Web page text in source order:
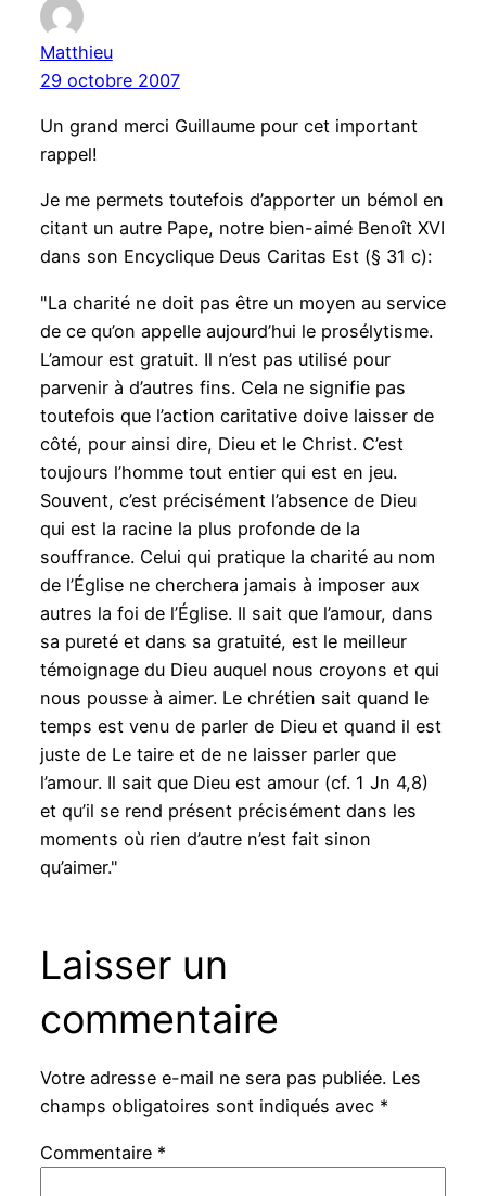
Matthieu
29 octobre 2007
Un grand merci Guillaume pour cet important
rappel!
Je me permets toutefois d’apporter un bémol en
citant un autre Pape, notre bien-aimé Benoît XVI
dans son Encyclique Deus Caritas Est (§ 31 c):
"La charité ne doit pas être un moyen au service
de ce qu’on appelle aujourd’hui le prosélytisme.
L’amour est gratuit. Il n’est pas utilisé pour
parvenir à d’autres fins. Cela ne signifie pas
toutefois que l’action caritative doive laisser de
côté, pour ainsi dire, Dieu et le Christ. C’est
toujours l’homme tout entier qui est en jeu.
Souvent, c’est précisément l’absence de Dieu
qui est la racine la plus profonde de la
souffrance. Celui qui pratique la charité au nom
de l’Église ne cherchera jamais à imposer aux
autres la foi de l’Église. Il sait que l’amour, dans
sa pureté et dans sa gratuité, est le meilleur
témoignage du Dieu auquel nous croyons et qui
nous pousse à aimer. Le chrétien sait quand le
temps est venu de parler de Dieu et quand il est
juste de Le taire et de ne laisser parler que
l’amour. Il sait que Dieu est amour (cf. 1 Jn 4,8)
et qu’il se rend présent précisément dans les
moments où rien d’autre n’est fait sinon
qu’aimer."
Laisser un
commentaire
Votre adresse e-mail ne sera pas publiée. Les
champs obligatoires sont indiqués avec *
Commentaire *